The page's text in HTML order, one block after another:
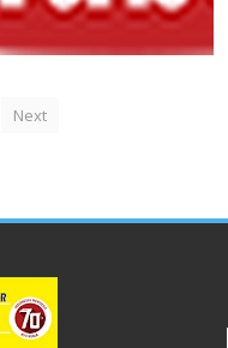
Next